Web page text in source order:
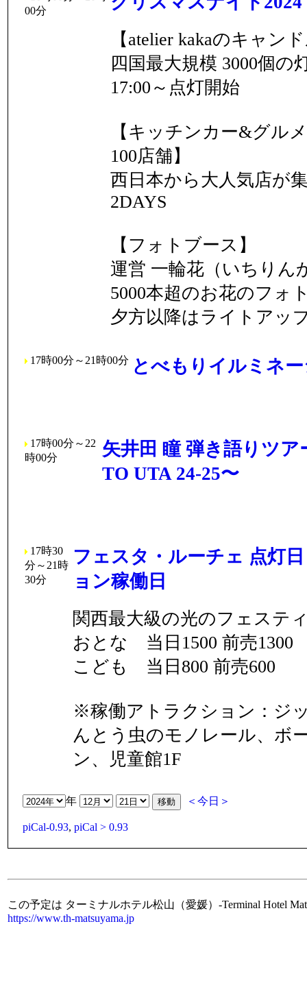
00分
【atelier kakaのキャン
四国最大規模 3000個の
17:00～点灯開始
【キッチンカー&グル
100店舗】
西日本から大人気店が
2DAYS
【フォトブース】
運営 一輪花（いちりん
5000本超のお花のフォ
夕方以降はライトアッ
17時00分～21時00分 とべもりイルミネ
17時00分～22
時00分
矢井田 瞳 弾き語りツ
TO UTA 24-25〜
17時30
分～21時
30分
フェスタ・ルーチェ 点灯
ョン稼働日
関西最大級の光のフェステ
おとな 当日1500 前売1300
こども 当日800 前売600
※稼働アトラクション：ジ
んとう虫のモノレール、ボ
ン、児童館1F
年 ＜今日＞
piCal-0.93, piCal > 0.93
この予定は ターミナルホテル松山（愛媛）-Terminal Hotel
https://www.th-matsuyama.jp